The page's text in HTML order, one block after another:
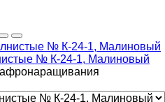
№ К-24-1, Малиновый
афронаращивания